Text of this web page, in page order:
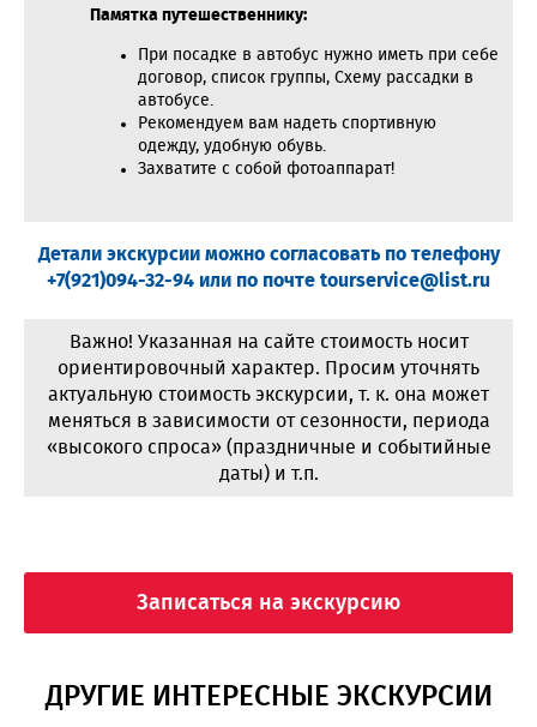
Памятка путешественнику:
При посадке в автобус нужно иметь при себе
договор, список группы, Схему рассадки в
автобусе.
Рекомендуем вам надеть спортивную
одежду, удобную обувь.
Захватите с собой фотоаппарат!
Детали экскурсии можно согласовать по телефону
+7(921)094-32-94 или по почте tourservice@list.ru
Важно! Указанная на сайте стоимость носит
ориентировочный характер. Просим уточнять
актуальную стоимость экскурсии, т. к. она может
меняться в зависимости от сезонности, периода
«высокого спроса» (праздничные и событийные
даты) и т.п.
Записаться на экскурсию
ДРУГИЕ ИНТЕРЕСНЫЕ ЭКСКУРСИИ